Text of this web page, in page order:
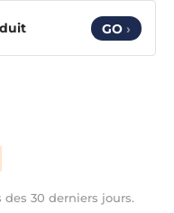
des 30 derniers jours.
GO ›